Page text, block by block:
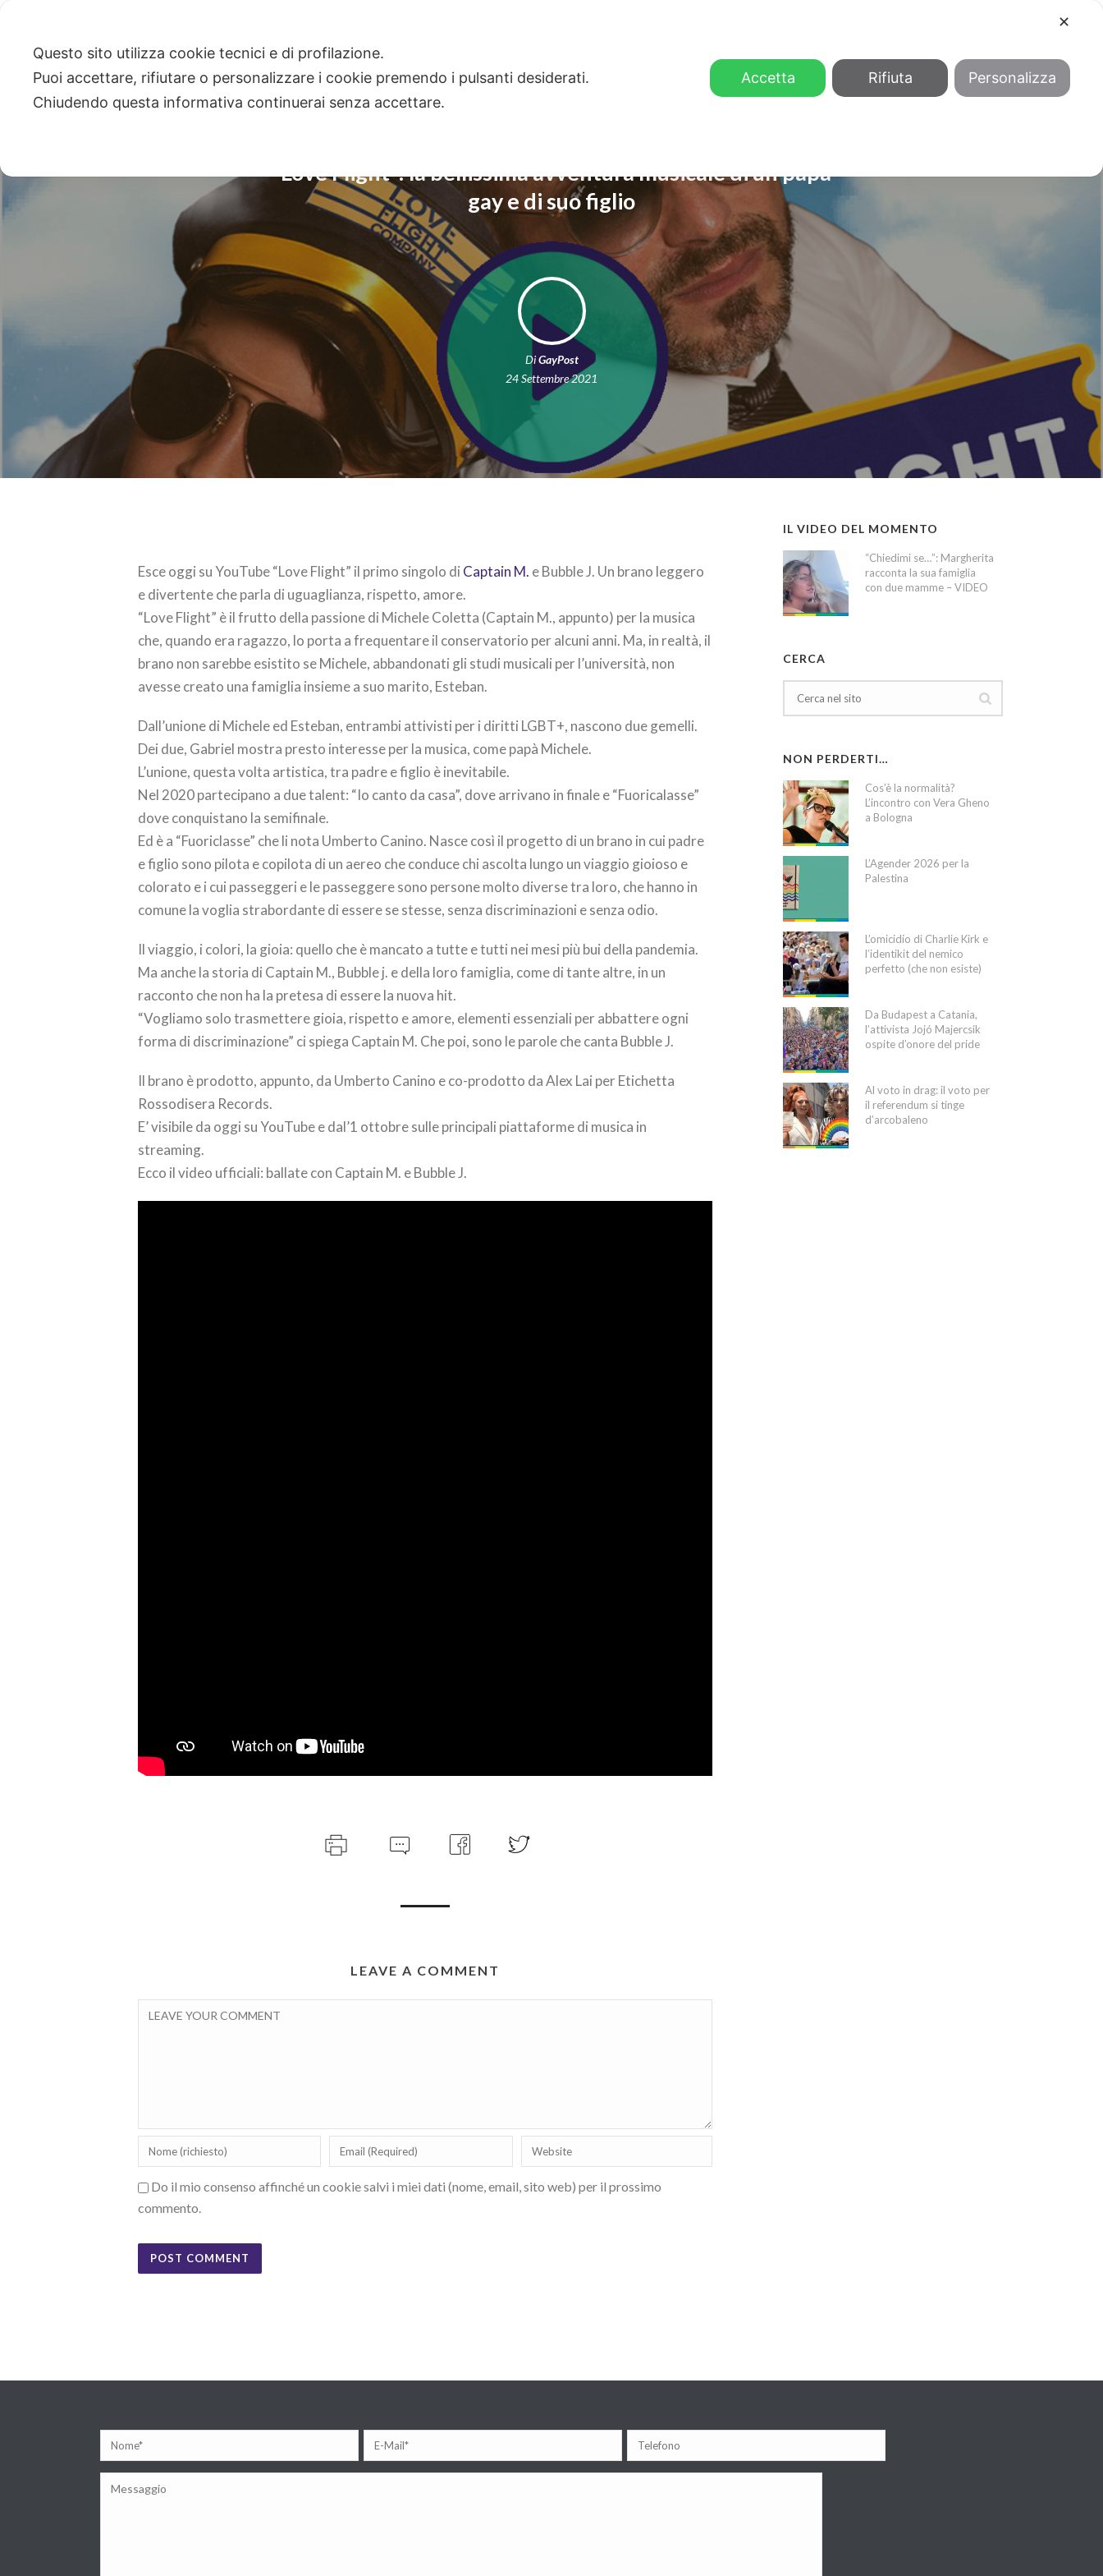
“Love Flight”: la bellissima avventura musicale di un papà
gay e di suo figlio
DiGayPost
24 Settembre 2021
Esce oggi su YouTube “Love Flight” il primo singolo di Captain M. e Bubble J. Un brano leggero
e divertente che parla di uguaglianza, rispetto, amore.
“Love Flight” è il frutto della passione di Michele Coletta (Captain M., appunto) per la musica
che, quando era ragazzo, lo porta a frequentare il conservatorio per alcuni anni. Ma, in realtà, il
brano non sarebbe esistito se Michele, abbandonati gli studi musicali per l’università, non
avesse creato una famiglia insieme a suo marito, Esteban.
Dall’unione di Michele ed Esteban, entrambi attivisti per i diritti LGBT+, nascono due gemelli.
Dei due, Gabriel mostra presto interesse per la musica, come papà Michele.
L’unione, questa volta artistica, tra padre e figlio è inevitabile.
Nel 2020 partecipano a due talent: “Io canto da casa”, dove arrivano in finale e “Fuoricalasse”
dove conquistano la semifinale.
Ed è a “Fuoriclasse” che li nota Umberto Canino. Nasce così il progetto di un brano in cui padre
e figlio sono pilota e copilota di un aereo che conduce chi ascolta lungo un viaggio gioioso e
colorato e i cui passeggeri e le passeggere sono persone molto diverse tra loro, che hanno in
comune la voglia strabordante di essere se stesse, senza discriminazioni e senza odio.
Il viaggio, i colori, la gioia: quello che è mancato a tutte e tutti nei mesi più bui della pandemia.
Ma anche la storia di Captain M., Bubble j. e della loro famiglia, come di tante altre, in un
racconto che non ha la pretesa di essere la nuova hit.
“Vogliamo solo trasmettere gioia, rispetto e amore, elementi essenziali per abbattere ogni
forma di discriminazione” ci spiega Captain M. Che poi, sono le parole che canta Bubble J.
Il brano è prodotto, appunto, da Umberto Canino e co-prodotto da Alex Lai per Etichetta
Rossodisera Records.
E’ visibile da oggi su YouTube e dal’1 ottobre sulle principali piattaforme di musica in
streaming.
Ecco il video ufficiali: ballate con Captain M. e Bubble J.
LEAVE A COMMENT
Do il mio consenso affinché un cookie salvi i miei dati (nome, email, sito web) per il prossimo
commento.
IL VIDEO DEL MOMENTO
“Chiedimi se…”: Margherita
racconta la sua famiglia
con due mamme – VIDEO
CERCA
NON PERDERTI…
Cos’è la normalità?
L’incontro con Vera Gheno
a Bologna
L’Agender 2026 per la
Palestina
L’omicidio di Charlie Kirk e
l’identikit del nemico
perfetto (che non esiste)
Da Budapest a Catania,
l’attivista Jojó Majercsik
ospite d’onore del pride
Al voto in drag: il voto per
il referendum si tinge
d’arcobaleno
✕
Questo sito utilizza cookie tecnici e di profilazione.
Puoi accettare, rifiutare o personalizzare i cookie premendo i pulsanti desiderati.
Chiudendo questa informativa continuerai senza accettare.
Accetta Rifiuta Personalizza